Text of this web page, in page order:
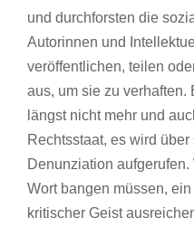
und durchforsten die
Autorinnen und
veröffentlichen, teilen
aus, um sie zu verhaften.
längst nicht mehr und
Rechtsstaat, es wird
Denunziation
Wort bangen müssen,
kritischer Geist